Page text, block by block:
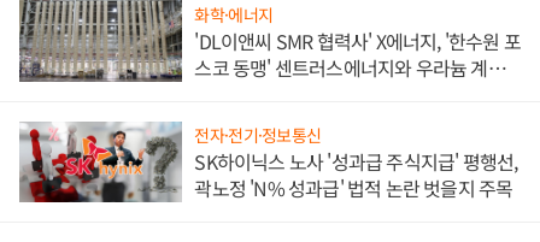
화학·에너지
'DL이앤씨 SMR 협력사' X에너지, '한수원 포
스코 동맹' 센트러스에너지와 우라늄 계약
전자·전기·정보통신
SK하이닉스 노사 '성과급 주식지급' 평행선,
곽노정 'N% 성과급' 법적 논란 벗을지 주목